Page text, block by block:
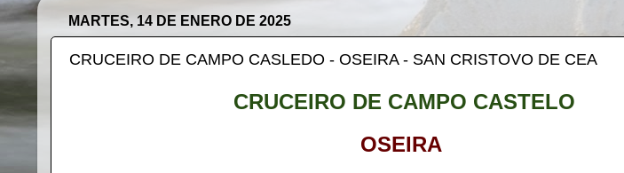
MARTES, 14 DE ENERO DE 2025
CRUCEIRO DE CAMPO CASLEDO - OSEIRA - SAN CRISTOVO DE CEA
CRUCEIRO DE CAMPO CASTELO
OSEIRA